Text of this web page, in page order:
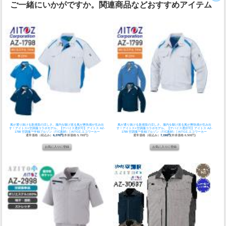
ご一緒にいかがですか。関連商品などおすすめアイテム
風が通り抜ける新感覚の涼しさ。服内を駆け巡る風が爽快感が生み出
す！アイトス×空調服コラボモデル。
【デバイス選択可】アイトス AZ-
1798 空調服™半袖ブルゾン（T/C素材）│AITOZ,エコワーカー
通常価格（税込み）6,270円(本体価格:5,700円)
風が通り抜ける新感覚の涼しさ。服内を駆け巡る風が爽快感が生み出
す！アイトス×空調服コラボモデル。
【デバイス選択可】アイトス AZ-
1799 空調服™長袖ブルゾン（T/C素材）│AITOZ,エコワーカー
通常価格（税込み） 7,150円(本体価格:6,500円)